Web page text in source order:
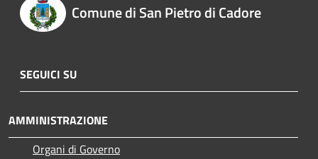
Comune di San Pietro di Cadore
SEGUICI SU
AMMINISTRAZIONE
Organi di Governo